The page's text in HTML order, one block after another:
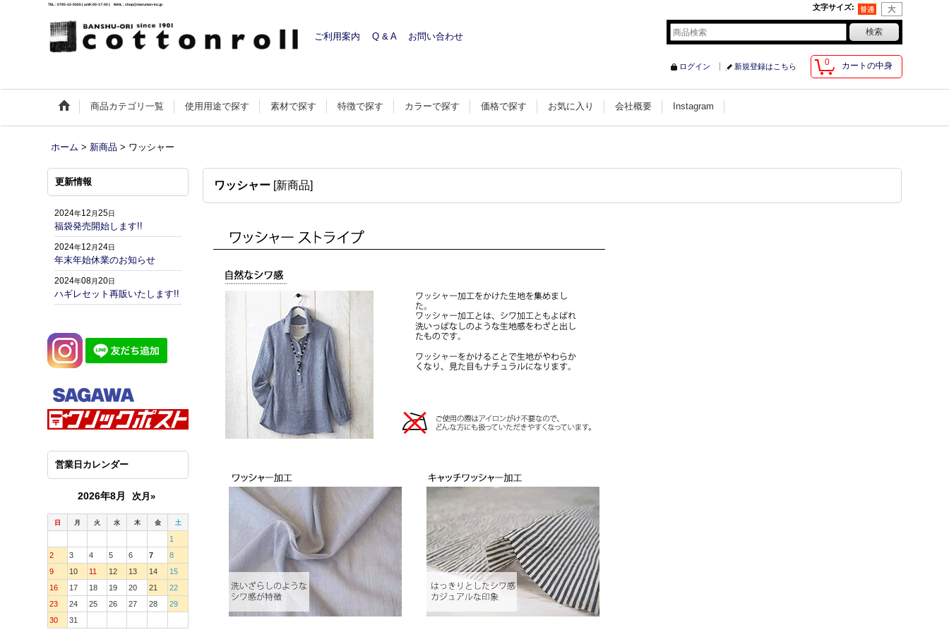
TEL : 0795-22-5555 ( am9:00-17:00 ) MAIL : shop@maruman-inc.jp 文字サイズ:
ご利用案内 Q & A お問い合わせ
0 カートの中身
ログイン 新規登録はこちら
商品カテゴリ一覧 使用用途で探す 素材で探す 特徴で探す カラーで探す 価格で探す お気に入り 会社概要 Instagram
ホーム > 新商品 > ワッシャー
更新情報
2024年12 月25日
福袋発売開始します!!
2024年12 月24日
年末年始休業のお知らせ
2024年08月20日
ハギレセット再販いたします!!
営業日カレンダー
2026年8月 次月»
日 月 火 水 木 金 土
1
2
3 4 5 6 7
8
9
10 11 12 13 14
15
16
17 18 19 20 21
22
23
24 25 26 27 28
29
30
31
ワッシャー [新商品]